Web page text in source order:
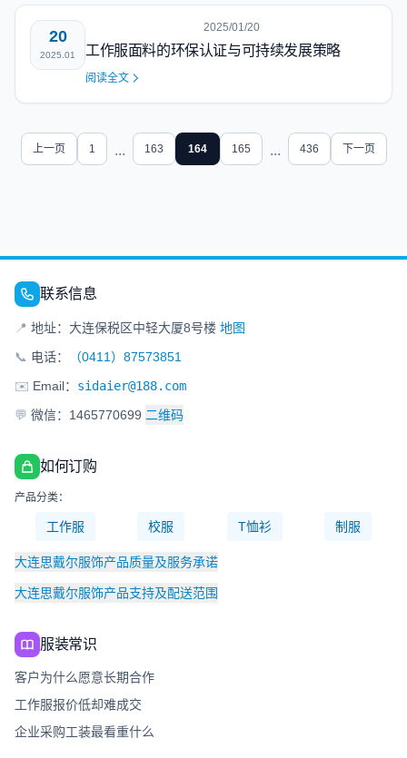
20
2025.01
2025/01/20
工作服面料的环保认证与可持续发展策略
阅读全文
上一页 1 ... 163 164 165 ... 436 下一页
联系信息
📍 地址：大连保税区中轻大厦8号楼 地图
📞 电话：
（0411）87573851
✉️ Email： sidaier@188.com
💬 微信：1465770699 二维码
如何订购
产品分类：
工作服 校服 T恤衫 制服
大连思戴尔服饰产品质量及服务承诺
大连思戴尔服饰产品支持及配送范围
服装常识
客户为什么愿意长期合作
工作服报价低却难成交
企业采购工装最看重什么